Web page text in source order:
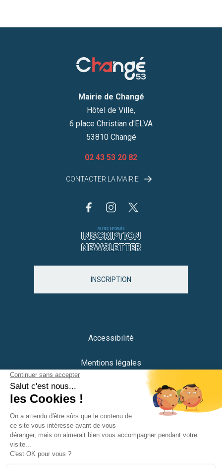
Mairie de Changé
Hôtel de Ville,
6 place Christian d'ELVA
53810 Changé
02 43 53 20 82
CONTACTER LA MAIRIE
RESTEZ INFORMÉS
INSCRIPTION
NEWSLETTER
INSCRIPTION
Accessibilité
Mentions légales
Protection des données
Plan du site
Crédits